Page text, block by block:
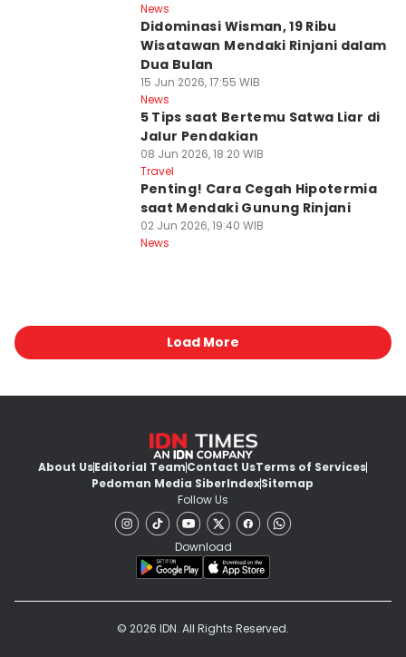
News
Didominasi Wisman, 19 Ribu
Wisatawan Mendaki Rinjani dalam
Dua Bulan
15 Jun 2026, 17:55 WIB
News
5 Tips saat Bertemu Satwa Liar di
Jalur Pendakian
08 Jun 2026, 18:20 WIB
Travel
Penting! Cara Cegah Hipotermia
saat Mendaki Gunung Rinjani
02 Jun 2026, 19:40 WIB
News
Load More
About UsEditorial TeamContact UsTerms of Services
Pedoman Media SiberIndexSitemap
Follow Us
Download
© 2026 IDN. All Rights Reserved.